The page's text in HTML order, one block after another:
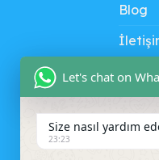
Blog
Let's chat on
Size nasıl yardım
23:23